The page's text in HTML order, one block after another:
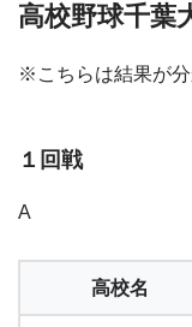
高校野球千葉
※こちらは結果が
１回戦
A
高校名